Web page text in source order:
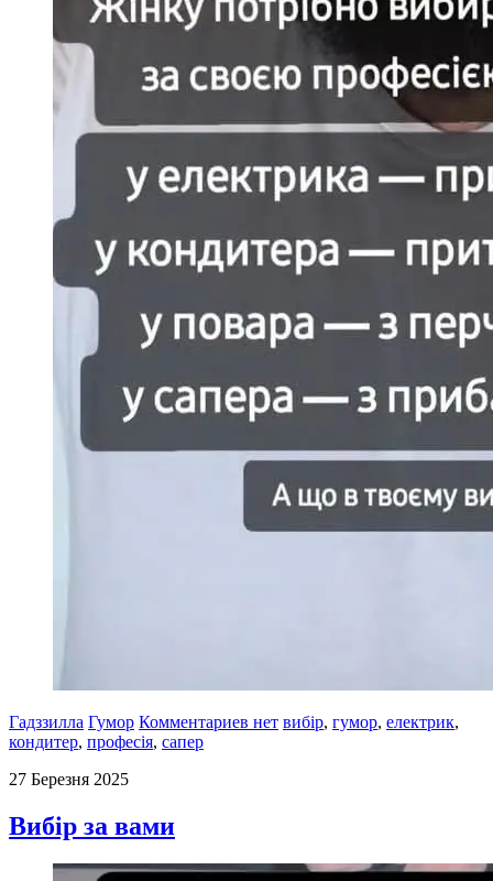
Гадззилла Гумор Комментариев нет вибір, гумор, електрик,
кондитер, професія, сапер
27 Березня 2025
Вибір за вами